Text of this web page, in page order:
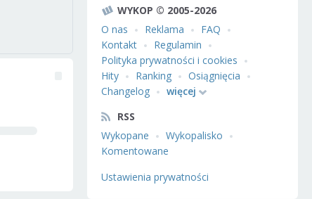
WYKOP © 2005-2026
O nas
Reklama
FAQ
Kontakt
Regulamin
Polityka prywatności i cookies
Hity
Ranking
Osiągnięcia
Changelog
więcej
RSS
Wykopane
Wykopalisko
Komentowane
Ustawienia prywatności